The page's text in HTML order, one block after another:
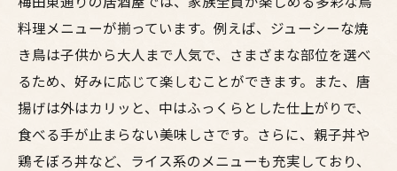
料理メニューが揃っています。例えば、ジューシーな焼
き鳥は子供から大人まで人気で、さまざまな部位を選べ
るため、好みに応じて楽しむことができます。また、唐
揚げは外はカリッと、中はふっくらとした仕上がりで、
食べる手が止まらない美味しさです。さらに、親子丼や
鶏そぼろ丼など、ライス系のメニューも充実しており、